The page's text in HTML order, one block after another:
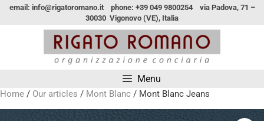
email: info@rigatoromano.it phone: +39 049 9800254 via Padova, 71 –
30030 Vigonovo (VE), Italia
Menu
Home / Our articles / Mont Blanc / Mont Blanc Jeans